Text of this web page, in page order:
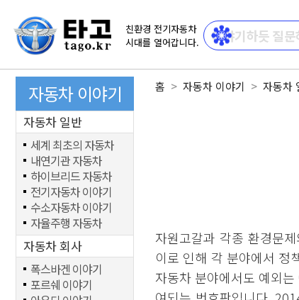
친환경 전기자동차
시대를 열어갑니다.
홈 자동차 이야기 자동차
자동차 이야기
자동차 일반
세계 최초의 자동차
내연기관 자동차
하이브리드 자동차
전기자동차 이야기
수소자동차 이야기
자율주행 자동차
자동차 회사
폭스바겐 이야기
포르쉐 이야기
자원고갈과 각종 환경문
이로 인해 각 분야에서 정
자동차 분야에서도 예외